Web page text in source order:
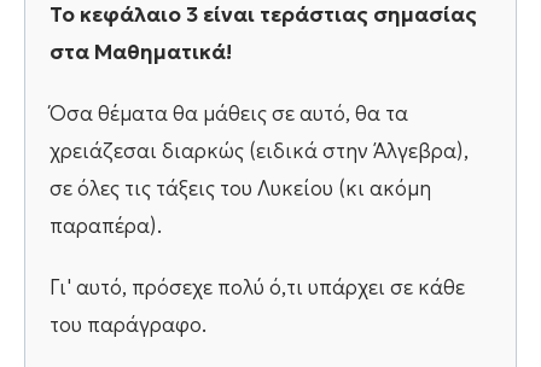
Το κεφάλαιο 3 είναι τεράστιας σημασίας
στα Μαθηματικά!
Όσα θέματα θα μάθεις σε αυτό, θα τα
χρειάζεσαι διαρκώς (ειδικά στην Άλγεβρα),
σε όλες τις τάξεις του Λυκείου (κι ακόμη
παραπέρα).
Γι' αυτό, πρόσεχε πολύ ό,τι υπάρχει σε κάθε
του παράγραφο.